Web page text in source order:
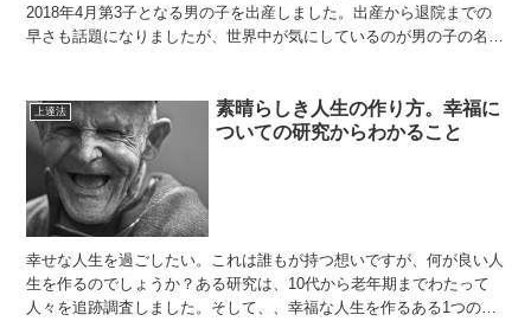
2018年4月第3子となる男の子を出産しました。出産から退院までの
早さも話題になりましたが、世界中が気にしているのが男の子の名
上達法
素晴らしき人生の作り方。幸福に
ついての研究からわかること
幸せな人生を過ごしたい。これは誰もが持つ想いですが、何が良い人
生を作るのでしょうか？ある研究は、10代から老年期までわたって
人々を追跡調査しました。そして、、幸福な人生を作るある1つの条